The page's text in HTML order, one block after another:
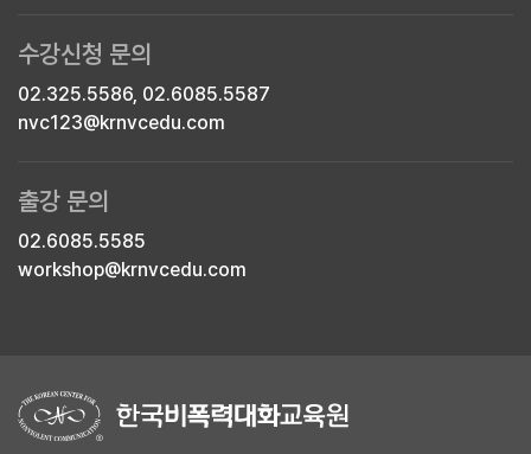
수강신청 문의
02.325.5586, 02.6085.5587
nvc123@krnvcedu.com
출강 문의
02.6085.5585
workshop@krnvcedu.com